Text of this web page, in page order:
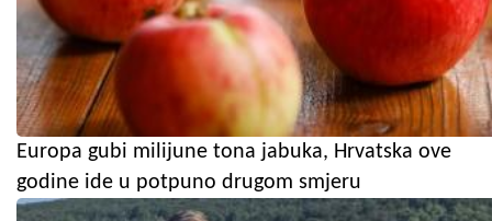
Europa gubi milijune tona jabuka, Hrvatska ove
godine ide u potpuno drugom smjeru